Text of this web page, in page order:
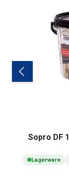
Sopro DF
Lagerware